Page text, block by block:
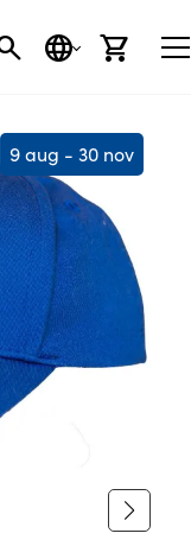
SÖKSPRÅK
9 aug - 30 nov